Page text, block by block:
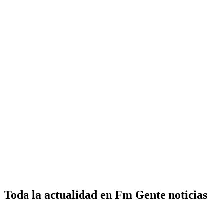
Toda la actualidad en Fm Gente noticias